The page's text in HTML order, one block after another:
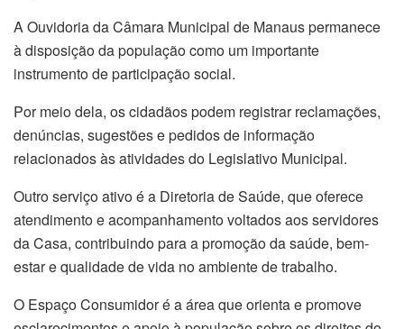
A Ouvidoria da Câmara Municipal de Manaus permanece
à disposição da população como um importante
instrumento de participação social.
Por meio dela, os cidadãos podem registrar reclamações,
denúncias, sugestões e pedidos de informação
relacionados às atividades do Legislativo Municipal.
Outro serviço ativo é a Diretoria de Saúde, que oferece
atendimento e acompanhamento voltados aos servidores
da Casa, contribuindo para a promoção da saúde, bem-
estar e qualidade de vida no ambiente de trabalho.
O Espaço Consumidor é a área que orienta e promove